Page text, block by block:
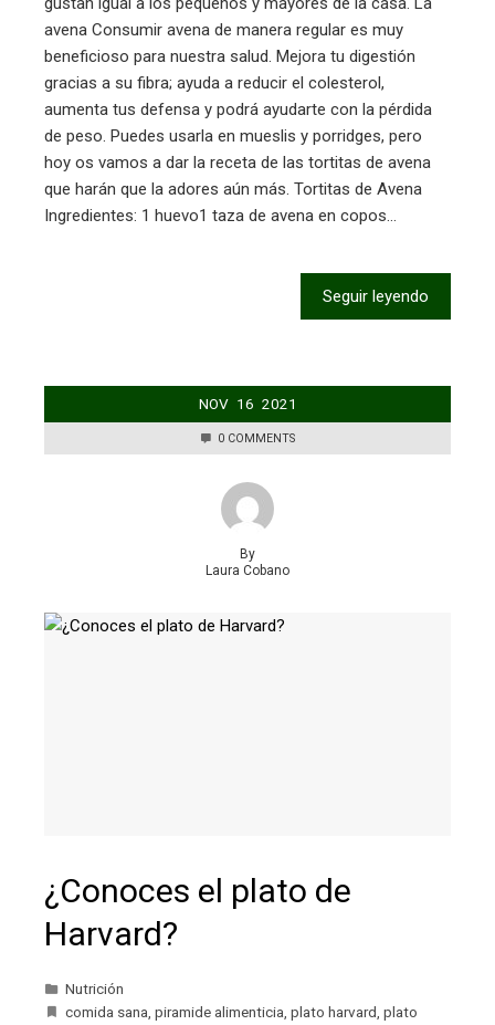
avena Consumir avena de manera regular es muy
beneficioso para nuestra salud. Mejora tu digestión
gracias a su fibra; ayuda a reducir el colesterol,
aumenta tus defensa y podrá ayudarte con la pérdida
de peso. Puedes usarla en mueslis y porridges, pero
hoy os vamos a dar la receta de las tortitas de avena
que harán que la adores aún más. Tortitas de Avena
Ingredientes: 1 huevo1 taza de avena en copos…
Seguir leyendo
NOV 16 2021
0 COMMENTS
By
Laura Cobano
¿Conoces el plato de
Harvard?
Nutrición
comida sana, piramide alimenticia, plato harvard, plato